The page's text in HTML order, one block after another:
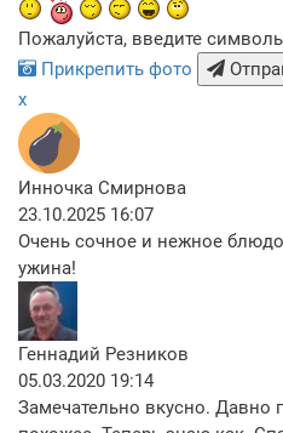
Пожалуйста, введите
Прикрепить фото
x
Инночка Смирнова
23.10.2025 16:07
Очень сочное и нежное
ужина!
Геннадий Резников
05.03.2020 19:14
Замечательно вкусно. Давно